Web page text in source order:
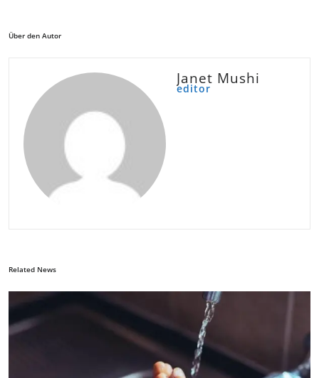
Über den Autor
Janet Mushi
editor
Related News